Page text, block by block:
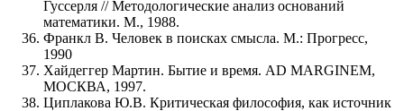
Гуссерля // Методологические анализ оснований
математики. М., 1988.
Франкл В. Человек в поисках смысла. М.: Прогресс,
1990
Хайдеггер Мартин. Бытие и время. AD MARGINEM,
МОСКВА, 1997.
Циплакова Ю.В. Критическая философия, как источник